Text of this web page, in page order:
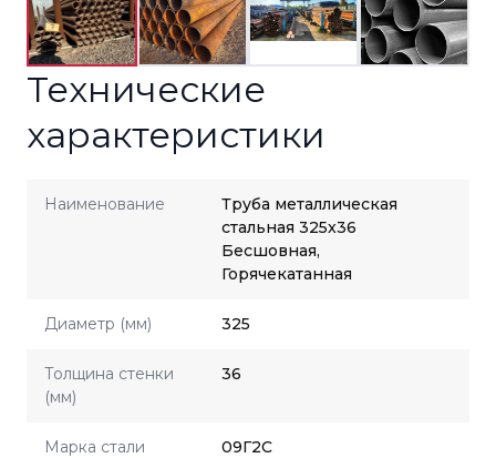
Технические
характеристики
Наименование
Труба металлическая
стальная 325x36
Бесшовная,
Горячекатанная
Диаметр (мм) 325
Толщина стенки
(мм)
36
Марка стали 09Г2С